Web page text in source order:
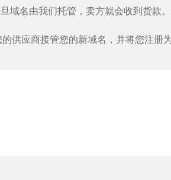
域名由我们托管，卖方就会收到货款。
供应商接管您的新域名，并将您注
作为支付服务提供商，以提供可
就是我们的名称所代表的意义n:
进行的。只要您及时采取行动，并且